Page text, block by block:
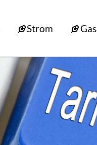
Strom Gas